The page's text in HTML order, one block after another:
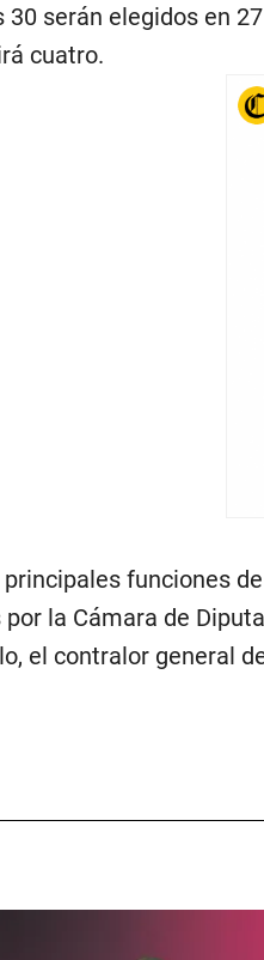
30 serán elegidos en
cuatro.
principales funciones
por la Cámara de
el contralor general